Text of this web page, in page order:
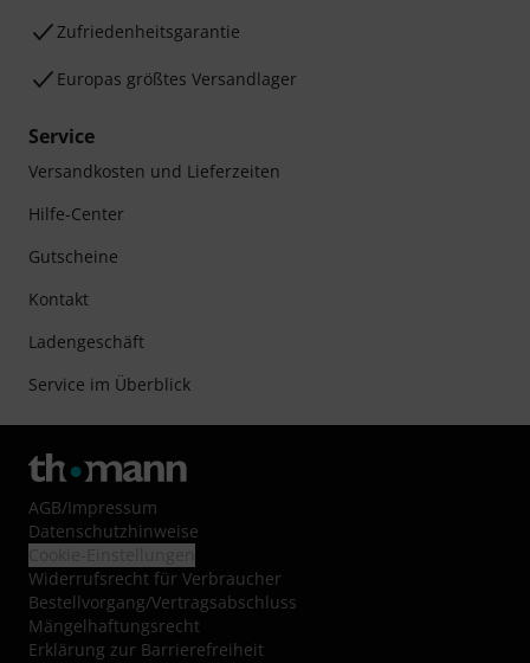
Zufriedenheitsgarantie
Europas größtes Versandlager
Service
Versandkosten und Lieferzeiten
Hilfe-Center
Gutscheine
Kontakt
Ladengeschäft
Service im Überblick
AGB/Impressum
Datenschutzhinweise
Widerrufsrecht für Verbraucher
Bestellvorgang/Vertragsabschluss
Mängelhaftungsrecht
Erklärung zur Barrierefreiheit